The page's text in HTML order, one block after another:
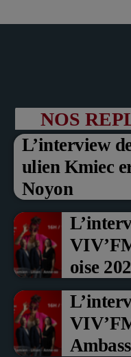
NOS
L’interview
ulien Kmiec
Noyon
oise
Prix du
fruits